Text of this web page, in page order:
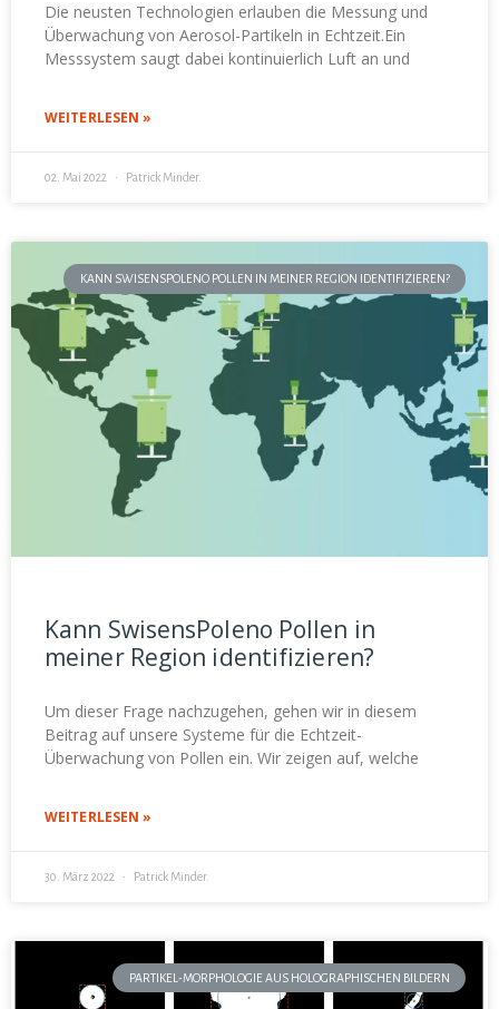
Die neusten Technologien erlauben die Messung und
Überwachung von Aerosol-Partikeln in Echtzeit.Ein
Messsystem saugt dabei kontinuierlich Luft an und
WEITERLESEN »
02. Mai 2022 Patrick Minder.
KANN SWISENSPOLENO POLLEN IN MEINER REGION IDENTIFIZIEREN?
Kann SwisensPoleno Pollen in
meiner Region identifizieren?
Um dieser Frage nachzugehen, gehen wir in diesem
Beitrag auf unsere Systeme für die Echtzeit-
Überwachung von Pollen ein. Wir zeigen auf, welche
WEITERLESEN »
30. März 2022 Patrick Minder.
PARTIKEL-MORPHOLOGIE AUS HOLOGRAPHISCHEN BILDERN